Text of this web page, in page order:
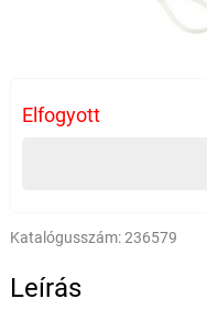
Elfogyott
Katalógusszám:236579
Leírás